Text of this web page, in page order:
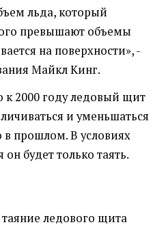
льда, который
превышают объемы
на поверхности», -
Майкл Кинг.
к 2000 году ледовый щит
и уменьшаться
в прошлом. В условиях
будет только таять.
ледового щита